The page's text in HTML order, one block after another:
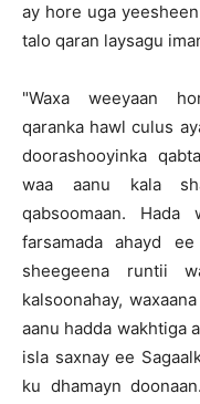
ay hore uga
talo qaran laysagu
"Waxa weeyaan
qaranka hawl culus
doorashooyinka
waa aanu kala
qabsoomaan. Hada
farsamada ahayd
sheegeena runtii
kalsoonahay,
aanu hadda wakhtiga
isla saxnay ee
ku dhamayn